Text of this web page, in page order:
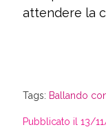
attendere la
Tags: Ballando
Pubblicato il 13/